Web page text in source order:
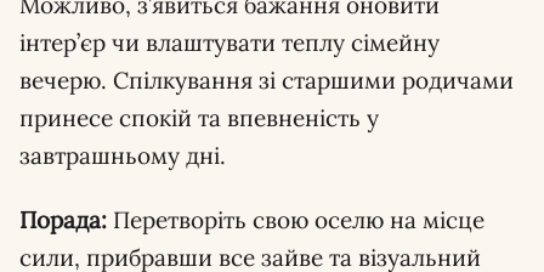
інтер’єр чи влаштувати теплу сімейну
вечерю. Спілкування зі старшими родичами
принесе спокій та впевненість у
завтрашньому дні.
Порада: Перетворіть свою оселю на місце
сили, прибравши все зайве та візуальний